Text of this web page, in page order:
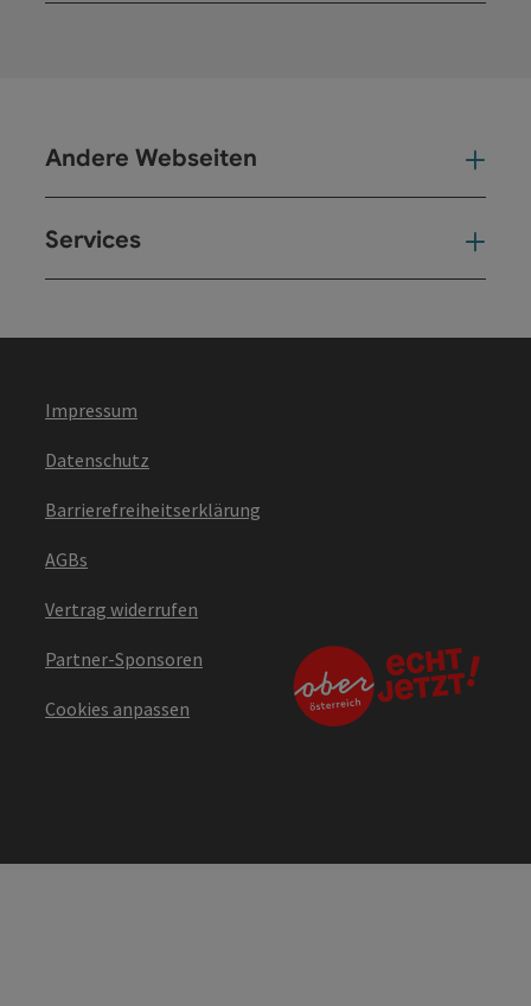
Andere Webseiten
Services
Impressum
Datenschutz
Barrierefreiheitserklärung
AGBs
Vertrag widerrufen
Partner-Sponsoren
Cookies anpassen